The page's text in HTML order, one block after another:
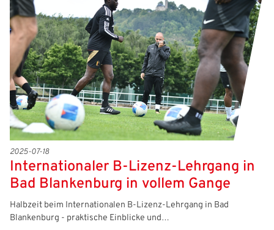
2025-07-18
Internationaler B-Lizenz-Lehrgang in
Bad Blankenburg in vollem Gange
Halbzeit beim Internationalen B-Lizenz-Lehrgang in Bad
Blankenburg - praktische Einblicke und…